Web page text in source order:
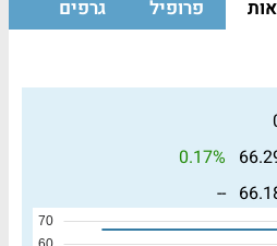
פרופיל גרפים
0.17%
--